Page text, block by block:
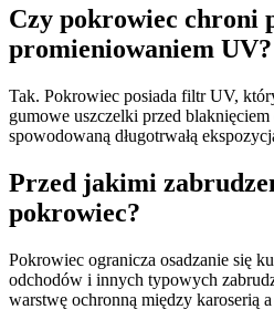
Czy pokrowiec chroni
promieniowaniem UV?
Tak. Pokrowiec posiada filtr UV,
gumowe uszczelki przed blaknięciem
spowodowaną długotrwałą
Przed jakimi
pokrowiec?
Pokrowiec ogranicza osadzanie się
odchodów i innych typowych
warstwę ochronną między karoserią